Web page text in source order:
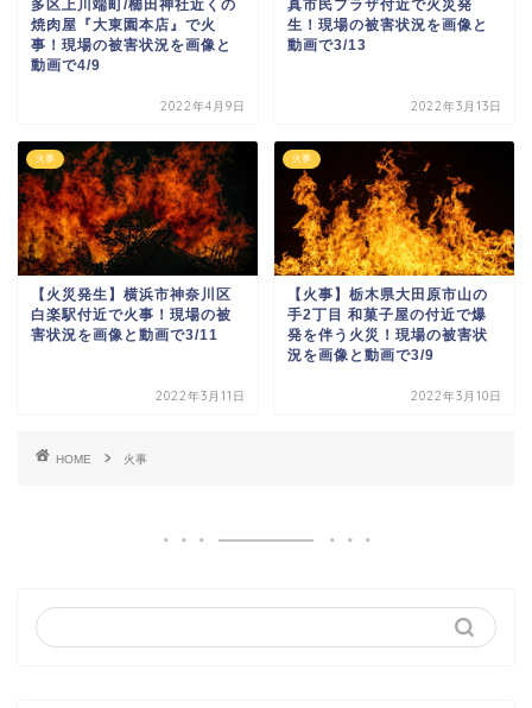
多区上川端町/櫛田神社近くの
焼肉屋『大東園本店』で火
事！現場の被害状況を画像と
動画で4/9
2022年4月9日
真市民プラザ付近で火災発
生！現場の被害状況を画像と
動画で3/13
2022年3月13日
火事
【火災発生】横浜市神奈川区
白楽駅付近で火事！現場の被
害状況を画像と動画で3/11
2022年3月11日
火事
【火事】栃木県大田原市山の
手2丁目 和菓子屋の付近で爆
発を伴う火災！現場の被害状
況を画像と動画で3/9
2022年3月10日
HOME 火事